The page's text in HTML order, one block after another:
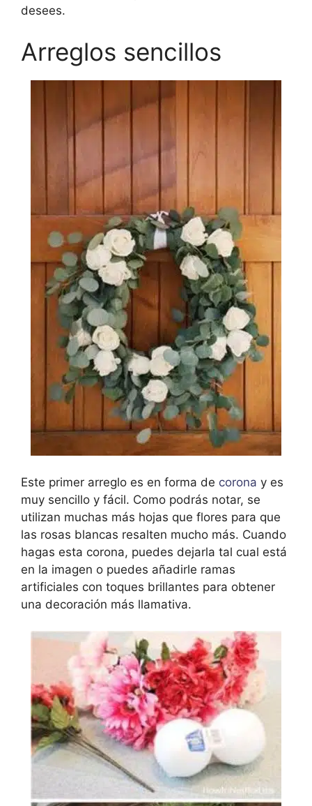
desees.
Arreglos sencillos
Este primer arreglo es en forma de corona y es
muy sencillo y fácil. Como podrás notar, se
utilizan muchas más hojas que flores para que
las rosas blancas resalten mucho más. Cuando
hagas esta corona, puedes dejarla tal cual está
en la imagen o puedes añadirle ramas
artificiales con toques brillantes para obtener
una decoración más llamativa.